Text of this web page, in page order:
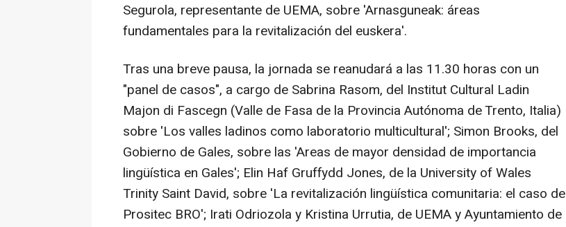
Segurola, representante de UEMA, sobre 'Arnasguneak: áreas
fundamentales para la revitalización del euskera'.
Tras una breve pausa, la jornada se reanudará a las 11.30 horas con un
"panel de casos", a cargo de Sabrina Rasom, del Institut Cultural Ladin
Majon di Fascegn (Valle de Fasa de la Provincia Autónoma de Trento, Italia)
sobre 'Los valles ladinos como laboratorio multicultural'; Simon Brooks, del
Gobierno de Gales, sobre las 'Areas de mayor densidad de importancia
lingüística en Gales'; Elin Haf Gruffydd Jones, de la University of Wales
Trinity Saint David, sobre 'La revitalización lingüística comunitaria: el caso de
Prositec BRO'; Irati Odriozola y Kristina Urrutia, de UEMA y Ayuntamiento de